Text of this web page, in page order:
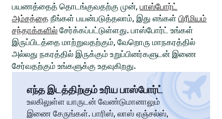
பயணத்தைத் தொடங்குவதற்கு முன், பாஸ்போர்ட்
அம்சத்தை நீங்கள் பயன்படுத்தலாம், இது எங்கள் பிரீமியம்
சந்தாக்களில் சேர்க்கப்பட்டுள்ளது. பாஸ்போர்ட் உங்கள்
இருப்பிடத்தை மாற்றுவதற்கும், வேறொரு மாநகரத்தில்
அல்லது நகரத்தில் இருக்கும் உறுப்பினர்களுடன் இணை
சேர்வதற்கும் உங்களுக்கு உதவுகிறது.
எந்த இடத்திற்கும் உரிய பாஸ்போர்ட்
உலகிலுள்ள யாருடன் வேண்டுமானாலும்
இணை சேருங்கள். பாரிஸ், லாஸ் ஏஞ்சல்ஸ்,